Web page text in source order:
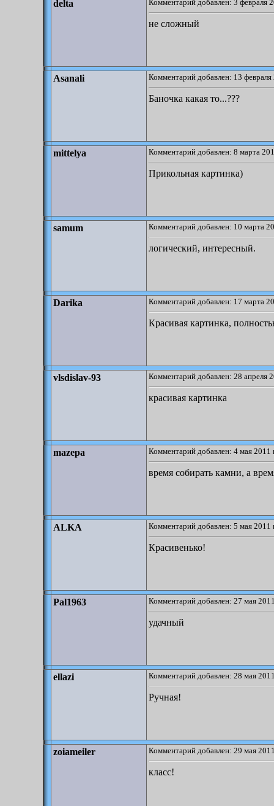
delta Комментарий добавлен: 3 февраля
не сложный
Asanali Комментарий добавлен: 13
Баночка какая то...???
mittelya Комментарий добавлен: 8 марта
Прикольная картинка)
samum Комментарий добавлен: 10 марта
логический, интересный.
Darika Комментарий добавлен: 17 марта
Красивая картинка,
vlsdislav-93 Комментарий добавлен: 28 апреля
красивая картинка
mazepa Комментарий добавлен: 4 мая 2011
время собирать камни, а
ALKA Комментарий добавлен: 5 мая 2011
Красивенько!
Pal1963 Комментарий добавлен: 27 мая
удачный
ellazi Комментарий добавлен: 28 мая
Ручная!
zoiameiler Комментарий добавлен: 29 мая
класс!